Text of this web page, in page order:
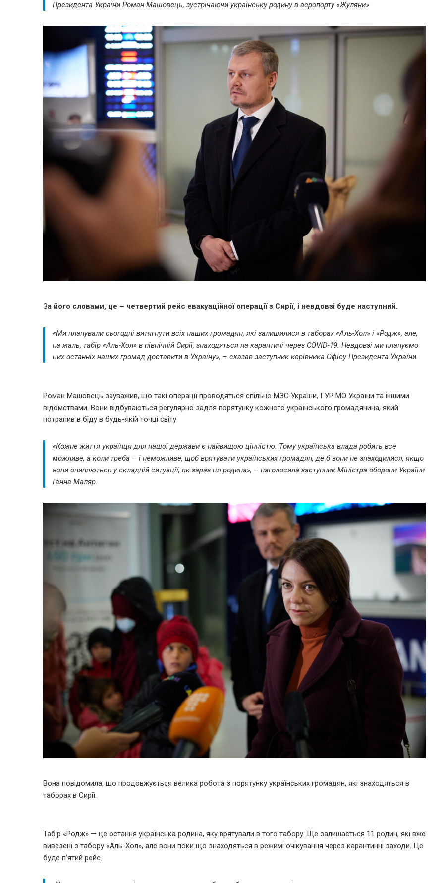
Президента України Роман Машовець, зустрічаючи українську родину в аеропорту «Жуляни»
За його словами, це – четвертий рейс евакуаційної операції з Сирії, і невдовзі буде наступний.
«Ми планували сьогодні витягнути всіх наших громадян, які залишилися в таборах «Аль-Хол» і «Родж», але,
на жаль, табір «Аль-Хол» в північній Сирії, знаходиться на карантині через COVID-19. Невдовзі ми плануємо
цих останніх наших громад доставити в Україну», – сказав заступник керівника Офісу Президента України.
Роман Машовець зауважив, що такі операції проводяться спільно МЗС України, ГУР МО України та іншими
відомствами. Вони відбуваються регулярно задля порятунку кожного українського громадянина, який
потрапив в біду в будь-якій точці світу.
«Кожне життя українця для нашої держави є найвищою цінністю. Тому українська влада робить все
можливе, а коли треба – і неможливе, щоб врятувати українських громадян, де б вони не знаходилися, якщо
вони опиняються у складній ситуації, як зараз ця родина», – наголосила заступник Міністра оборони України
Ганна Маляр.
Вона повідомила, що продовжується велика робота з порятунку українських громадян, які знаходяться в
таборах в Сирії.
Табір «Родж» — це остання українська родина, яку врятували в того табору. Ще залишається 11 родин, які вже
вивезені з табору «Аль-Хол», але вони поки що знаходяться в режимі очікування через карантинні заходи. Це
буде п’ятий рейс.